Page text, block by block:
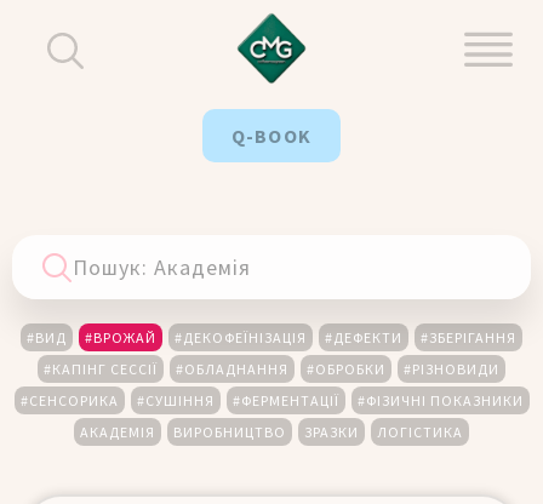
Q-BOOK
#ВИД #ВРОЖАЙ #ДЕКОФЕЇНІЗАЦІЯ #ДЕФЕКТИ
#ЗБЕРІГАННЯ
#КАПІНГ СЕССІЇ
#ОБЛАДНАННЯ #ОБРОБКИ
#РІЗНОВИДИ
#СЕНСОРИКА
#СУШІННЯ #ФЕРМЕНТАЦІЇ
#ФІЗИЧНІ ПОКАЗНИКИ
АКАДЕМІЯ
ВИРОБНИЦТВО ЗРАЗКИ ЛОГІСТИКА